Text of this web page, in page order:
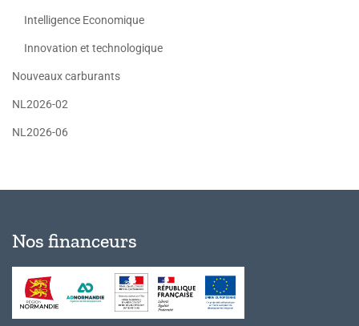
Intelligence Economique
Innovation et technologique
Nouveaux carburants
NL2026-02
NL2026-06
Nos financeurs